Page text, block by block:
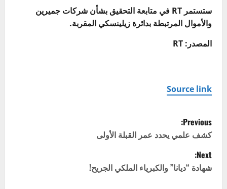
ستستمر RT في متابعة التحقيق بشأن شركات جميرين
والأموال المرتبطة بدائرة زيلينسكي المقربة.
المصدر: RT
Source link
P
o
s
Previous:
كشف علمي يحدد عمر القبلة الأولى
Next:
شهادة “ديانا” والكبرياء الملكي الجريح!